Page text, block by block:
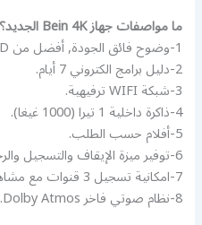
ما مواصفات جهاز Bein 4K الجديد؟
1-وضوح فائق الجودة, أفضل من HD بثمانية أضعاف (2160×3840).
2-دليل برامج الكتروني 7 أيام.
3-شبكة WIFI ترفيهية.
4-ذاكرة داخلية 1 تيرا (1000 غيغا).
5-أفلام حسب الطلب.
6-توفير ميزة الإيقاف والتسجيل والرجوع.
7-امكانية تسجيل 3 قنوات مع مشاهدة الرابع.
8-نظام صوتي فاخر Dolby Atmos.